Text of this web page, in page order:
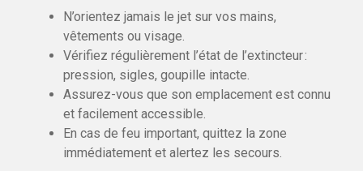
N’orientez jamais le jet sur vos mains,
vêtements ou visage.
Vérifiez régulièrement l’état de l’extincteur :
pression, sigles, goupille intacte.
Assurez-vous que son emplacement est connu
et facilement accessible.
En cas de feu important, quittez la zone
immédiatement et alertez les secours.